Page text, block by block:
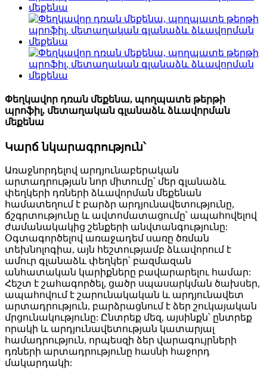
Փեղկավոր դռան մեքենա, պողպատե թերթի
պրոֆիլ, մետաղական գլանաձև ձևավորման
մեքենա
Կարճ նկարագրություն՝
Առաջնորդելով արդյունաբերական
արտադրության նոր միտումը՝ մեր գլանաձև
փեղկերի դռների ձևավորման մեքենան
համատեղում է բարձր արդյունավետությունը,
ճշգրտությունը և ավտոմատացումը՝ ապահովելով
ժամանակակից շենքերի անվտանգությունը:
Օգտագործելով առաջադեմ սառը ծռման
տեխնոլոգիա, այն հեշտությամբ ձևավորում է
ամուր գլանաձև փեղկեր՝ բազմազան
անհատական ​​կարիքները բավարարելու համար:
Հեշտ է շահագործել, ցածր սպասարկման ծախսեր,
ապահովում է շարունակական և արդյունավետ
արտադրություն, բարձրացնում է ձեր շուկայական
մրցունակությունը: Ընտրեք մեզ, այսինքն՝ ընտրեք
որակի և արդյունավետության կատարյալ
համադրություն, որպեսզի ձեր վարագույրների
դռների արտադրությունը հասնի հաջորդ
մակարդակի: